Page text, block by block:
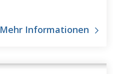
Mehr Informationen